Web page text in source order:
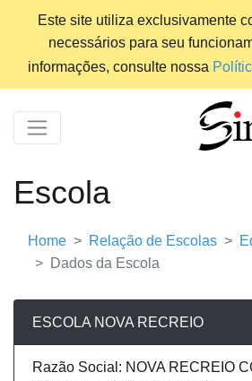
Este site utiliza exclusivamente
necessários para seu
informações, consulte nossa
Escola
Home Relação de Escolas
Dados da Escola
ESCOLA NOVA RECREIO
Razão Social: NOVA RECREIO